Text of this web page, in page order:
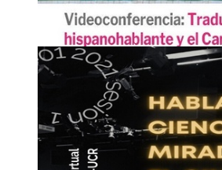
Miércoles 27 de enero, 11:00 a. m.
2511-8488